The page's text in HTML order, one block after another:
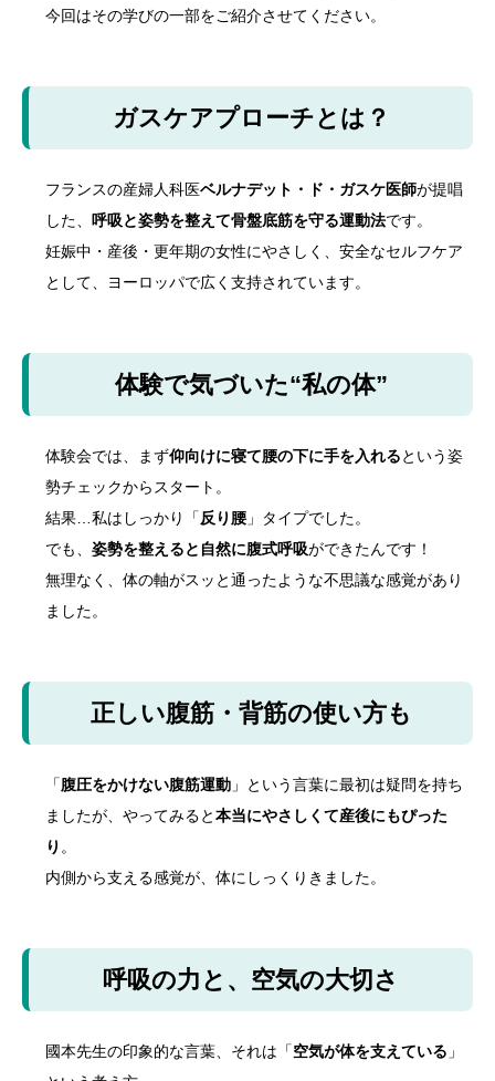
今回はその学びの一部をご紹介させてください。
ガスケアプローチとは？
フランスの産婦人科医ベルナデット・ド・ガスケ医師が提唱
した、
呼吸と姿勢を整えて骨盤底筋を守る運動法です。
妊娠中・産後・更年期の女性にやさしく、安全なセルフケア
として、ヨーロッパで広く支持されています。
体験で気づいた“私の体”
体験会では、まず仰向けに寝て腰の下に手を入れるという姿
勢チェックからスタート。
結果…私はしっかり「 反り腰」タイプでした。
でも、姿勢を整えると自然に腹式呼吸ができたんです！
無理なく、体の軸がスッと通ったような不思議な感覚があり
ました。
正しい腹筋・背筋の使い方も
「腹圧をかけない腹筋運動 」という言葉に最初は疑問を持ち
ましたが、やってみると本当にやさしくて産後にもぴった
り 。
内側から支える感覚が、体にしっくりきました。
呼吸の力と、空気の大切さ
國本先生の印象的な言葉、それは「空気が体を支えている 」